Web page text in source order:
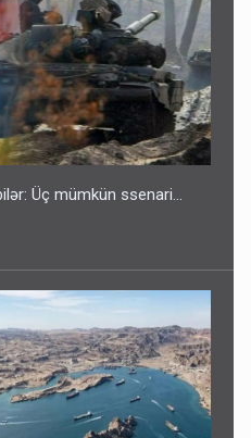
evimi vurub dağıdırlar” -
Üç mümkün ssenari...